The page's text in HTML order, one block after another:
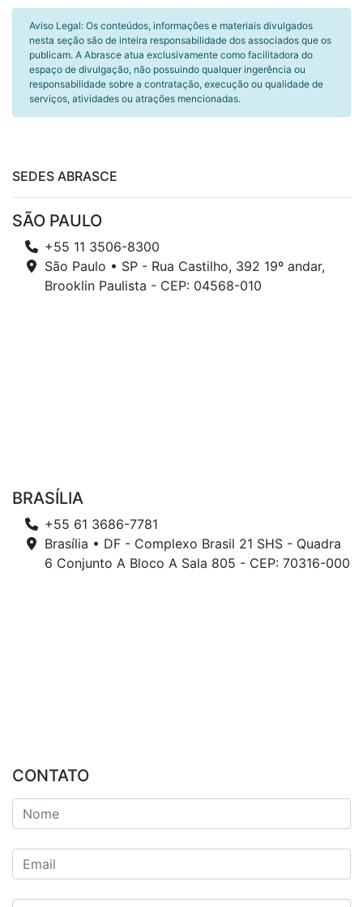
Aviso Legal: Os conteúdos, informações e materiais divulgados
nesta seção são de inteira responsabilidade dos associados que os
publicam. A Abrasce atua exclusivamente como facilitadora do
espaço de divulgação, não possuindo qualquer ingerência ou
responsabilidade sobre a contratação, execução ou qualidade de
serviços, atividades ou atrações mencionadas.
SEDES ABRASCE
SÃO PAULO
+55 11 3506-8300
São Paulo • SP - Rua Castilho, 392 19º andar,
Brooklin Paulista - CEP: 04568-010
BRASÍLIA
+55 61 3686-7781
Brasília • DF - Complexo Brasil 21 SHS - Quadra
6 Conjunto A Bloco A Sala 805 - CEP: 70316-000
CONTATO